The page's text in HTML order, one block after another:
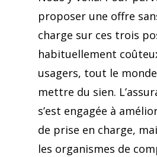
proposer une offre
charge sur ces trois
habituellement
usagers, tout le
mettre du sien.
s’est engagée à
de prise en charge,
les organismes de